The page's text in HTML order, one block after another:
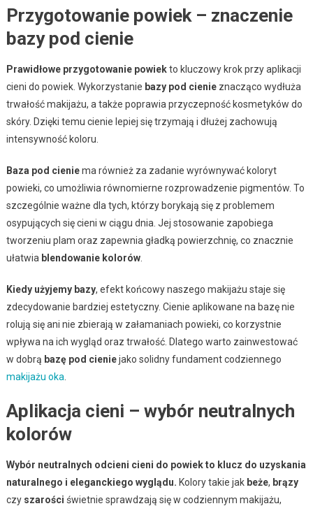
Przygotowanie powiek – znaczenie
bazy pod cienie
Prawidłowe przygotowanie powiekto kluczowy krok przy aplikacji
cieni do powiek. Wykorzystanie bazy pod cienieznacząco wydłuża
trwałość makijażu, a także poprawia przyczepność kosmetyków do
skóry. Dzięki temu cienie lepiej się trzymają i dłużej zachowują
intensywność koloru.
Baza pod cieniema również za zadanie wyrównywać koloryt
powieki, co umożliwia równomierne rozprowadzenie pigmentów. To
szczególnie ważne dla tych, którzy borykają się z problemem
osypujących się cieni w ciągu dnia. Jej stosowanie zapobiega
tworzeniu plam oraz zapewnia gładką powierzchnię, co znacznie
ułatwia blendowanie kolorów.
Kiedy użyjemy bazy, efekt końcowy naszego makijażu staje się
zdecydowanie bardziej estetyczny. Cienie aplikowane na bazę nie
rolują się ani nie zbierają w załamaniach powieki, co korzystnie
wpływa na ich wygląd oraz trwałość. Dlatego warto zainwestować
w dobrą bazę pod cieniejako solidny fundament codziennego
makijażu oka
Aplikacja cieni – wybór neutralnych
kolorów
Wybór neutralnych odcieni cieni do powiek to klucz do uzyskania
naturalnego i eleganckiego wyglądu. Kolory takie jak beże, brązy
czy szarości świetnie sprawdzają się w codziennym makijażu,